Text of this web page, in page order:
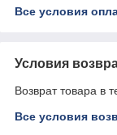
Все условия
Условия
Возврат товара в
Все условия